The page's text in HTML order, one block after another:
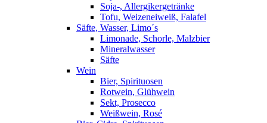
Soja-, Allergikergetränke
Tofu, Weizeneiweiß, Falafel
Säfte, Wasser, Limo´s
Limonade, Schorle, Malzbier
Mineralwasser
Säfte
Wein
Bier, Spirituosen
Rotwein, Glühwein
Sekt, Prosecco
Weißwein, Rosé